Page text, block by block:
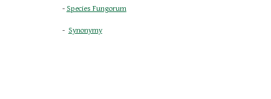
- Species Fungorum
- Synonymy